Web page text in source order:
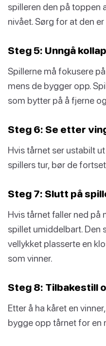
spilleren den på toppen
nivået. Sørg for at den
Steg 5: Unngå
Spillerne må fokusere
mens de bygger opp.
som bytter på å fjerne
Steg 6: Se etter
Hvis tårnet ser ustabilt
spillers tur, bør de
Steg 7: Slutt på
Hvis tårnet faller ned på
spillet umiddelbart. Den
vellykket plasserte en
som vinner.
Steg 8: Tilbakestill
Etter å ha kåret en
bygge opp tårnet for en